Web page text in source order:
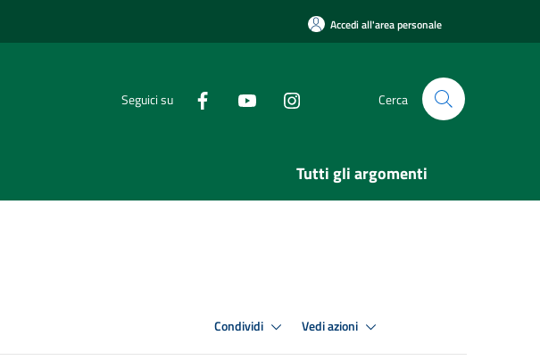
Accedi all'area personale
Seguici su Cerca
Tutti gli argomenti
Condividi Vedi azioni